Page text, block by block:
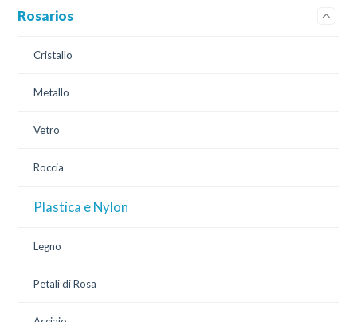
Rosarios
Cristallo
Metallo
Vetro
Roccia
Plastica e Nylon
Legno
Petali di Rosa